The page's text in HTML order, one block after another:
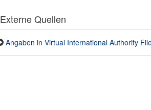
Externe Quellen
Angaben in Virtual International Authority